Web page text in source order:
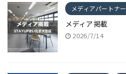
メディアパートナー
メディア掲載
2026/7/14